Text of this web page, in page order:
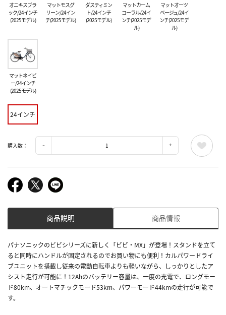
オニキスブラ
ック/24インチ
(2025モデル)
マットモスグ
リーン/24イン
チ(2025モデル)
ダスティミン
ト/24インチ
(2025モデル)
マットカーム
コーラル/24イ
ンチ(2025モデ
ル)
マットオーツ
ベージュ/24イ
ンチ(2025モデ
ル)
マットネイビ
ー/24インチ
(2025モデル)
24インチ
購入数：
商品説明 商品情報
パナソニックのビビシリーズに新しく「ビビ・MX」が登場！スタンドを立て
ると同時にハンドルが固定されるのでお買い物にも便利！カルパワードライ
ブユニットを搭載し従来の電動自転車よりも軽いながら、しっかりとしたア
シスト走行が可能に！12Ahのバッテリー容量は、一度の充電で、ロングモー
ド80km、オートマチックモード53km、パワーモード44kmの走行が可能で
す。